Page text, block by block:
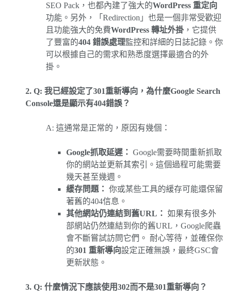
SEO Pack，也都內建了強大的WordPress 重定向
功能。另外，「Redirection」也是一個非常受歡迎
且功能強大的免費WordPress 轉址外掛，它提供
了豐富的404 錯誤處理監控和詳細的日誌記錄。你
可以根據自己的需求和熟悉度選擇最適合的外
掛。
2. Q: 我已經設定了301重新導向，為什麼Google Search
Console還是顯示有404錯誤？
A: 這通常是正常的，原因有幾個：
Google抓取延遲： Google需要時間重新抓取
你的網站並更新其索引。這個過程可能需要
幾天甚至幾週。
緩存問題： 你或某些工具的緩存可能還保留
著舊的404信息。
其他網站仍連結到舊URL： 如果有很多外
部網站仍然連結到你的舊URL，Google爬蟲
會不斷嘗試訪問它們。 耐心等待，並確保你
的301 重新導向設定正確無誤，最終GSC會
更新狀態。
3. Q: 什麼情況下應該使用302而不是301重新導向？